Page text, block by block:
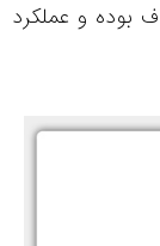
بوده و عملکرد